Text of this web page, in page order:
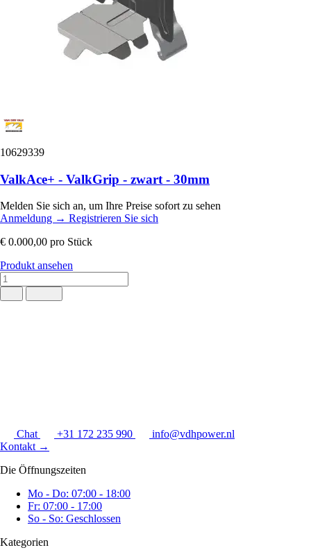
10629339
ValkAce+ - ValkGrip - zwart - 30mm
Melden Sie sich an, um Ihre Preise sofort zu sehen
Anmeldung → Registrieren Sie sich
€ 0.000,00 pro Stück
Produkt ansehen
Chat +31 172 235 990
info@vdhpower.nl
Kontakt →
Die Öffnungszeiten
Mo - Do: 07:00 - 18:00
Fr: 07:00 - 17:00
So - So: Geschlossen
Kategorien